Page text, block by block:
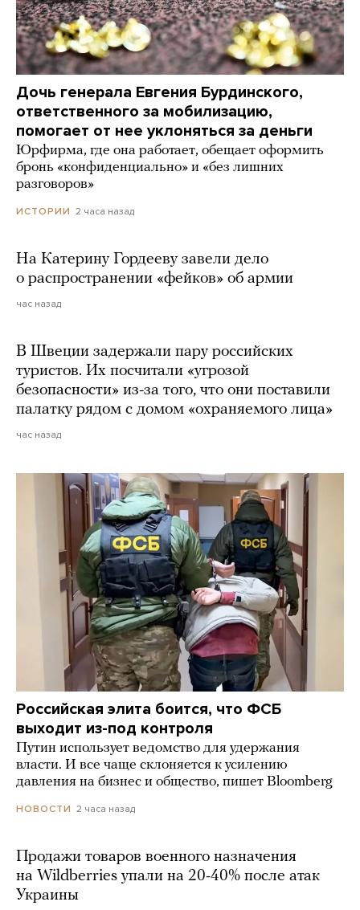
Дочь генерала Евгения Бурдинского,
ответственного за мобилизацию,
помогает от нее уклоняться за деньги
Юрфирма, где она работает, обещает оформить
бронь «конфиденциально» и «без лишних
разговоров»
ИСТОРИИ 2 часа назад
На Катерину Гордееву завели дело
о распространении «фейков» об армии
час назад
В Швеции задержали пару российских
туристов. Их посчитали «угрозой
безопасности» из-за того, что они поставили
палатку рядом с домом «охраняемого лица»
час назад
Российская элита боится, что ФСБ
выходит из-под контроля
Путин использует ведомство для удержания
власти. И все чаще склоняется к усилению
давления на бизнес и общество, пишет Bloomberg
НОВОСТИ 2 часа назад
Продажи товаров военного назначения
на Wildberries упали на 20-40% после атак
Украины